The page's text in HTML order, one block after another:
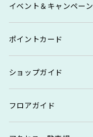
イベント＆キャンペーン
ポイントカード
ショップガイド
フロアガイド